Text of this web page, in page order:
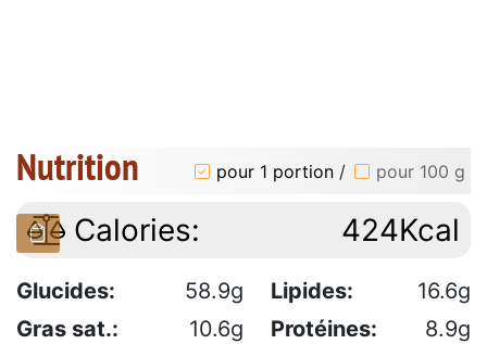
Nutrition pour 1 portion / pour 100 g
Calories: 424Kcal
Glucides: 58.9g Lipides:
16.6g
Gras sat.:
10.6g Protéines:
8.9g